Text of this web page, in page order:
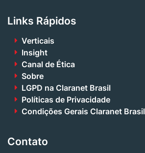
Links Rápidos
Verticais
Insight
Canal de Ética
Sobre
LGPD na Claranet Brasil
Políticas de Privacidade
Condições Gerais Claranet Brasil
Contato